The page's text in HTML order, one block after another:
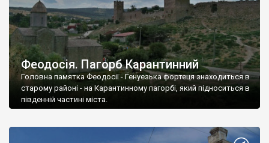
Феодосія. Пагорб Карантинний
Головна памятка Феодосії - Генуезька фортеця знаходиться в
старому районі - на Карантинному пагорбі, який підноситься в
південній частині міста.